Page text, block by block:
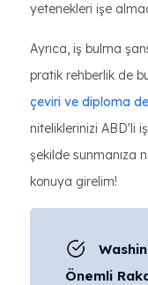
yetenekleri işe
Ayrıca, iş bulma
pratik rehberlik de
çeviri ve diploma
niteliklerinizi ABD'li
şekilde sunmanıza
konuya girelim!
Önemli